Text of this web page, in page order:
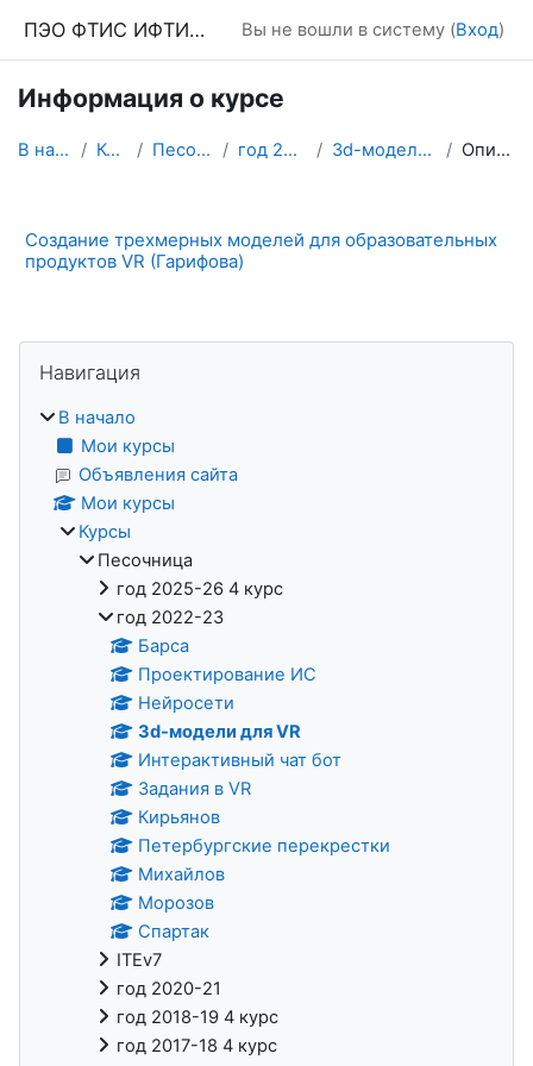
ПЭО ФТИС ИФТИС МПГУ Вы не вошли в систему (Вход)
Информация о курсе
В начало Курсы Песочница год 2022-23 3d-модели для VR Описание
Создание трехмерных моделей для образовательных
продуктов VR (Гарифова)
Блоки
Навигация
В начало
Мои курсы
Объявления сайта
Мои курсы
Курсы
Песочница
год 2025-26 4 курс
год 2022-23
Барса
Проектирование ИС
Нейросети
3d-модели для VR
Интерактивный чат бот
Задания в VR
Кирьянов
Петербургские перекрестки
Михайлов
Морозов
Спартак
ITEv7
год 2020-21
год 2018-19 4 курс
год 2017-18 4 курс